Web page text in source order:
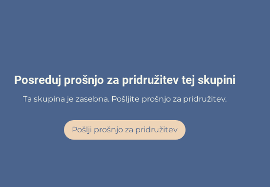
Posreduj prošnjo za pridružitev tej skupini
Ta skupina je zasebna. Pošljite prošnjo za pridružitev.
Pošlji prošnjo za pridružitev